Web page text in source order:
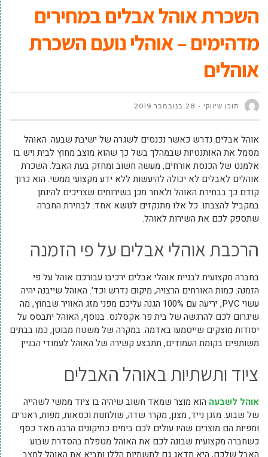
השכרת אוהל אבלים במחירים
מדהימים – אוהלי נועם השכרת
אוהלים
תוכן שיווקי 28 בנובמבר 2019
אוהל אבלים נדרש כאשר נכנסים לשגרה של ישיבת שבעה. האוהל
מסמל את האותנטיות שבמהלך בשל כך שהוא מוצב מחוץ לבית ויש בו
אלמנט של הכנסת אורחים, מעשה חשוב ומחזק בעת האבל. השכרת
אוהלים לאבלים לא יכולה להיעשות ללא ידע מקצועי ממשי. הוא כרוך
קודם כך בבחירת האוהל ולאחר מכן בשירותים שצריכים להינתן
במקביל להצבתו. כל אלו מתנקזים לנושא אחד: לבחירת החברה
שתספק לכם את השירות לאוהל.
הרכבת אוהלי אבלים על פי הזמנה
בחברה מקצועית לבניית אוהלי אבלים ירכיבו עבורכם אוהל על פי
הזמנה: כמות האורחים הרצויה, מיקום נדרש וכד'. האוהל שייבנה יהיה
עשוי PVC, יריעה עם 100% הגנה עליכם מפני מזג האוויר שבחוץ, מה
שיגרום לכם להרגשה של בית פר אקסלנס. בנוסף, האוהל יתבסס על
יסודות מוצקים שייטמעו באדמה. במקרה של משטח מבוטן, כמו בבתים
משותפים בקומת העמודים, תתבצע קשירה של האוהל לעמודי הבניין.
ציוד ותשתיות באוהל האבלים
אוהל לשבעה הוא מוצר שמאד חשוב שיהיה בו ציוד ממשי לשהייה
של שבוע. מזגן נייד, מצנן, מקרר שדה, שולחנות וכסאות, מפות, ראנרים
ומפיות הם מוצרים שהיו עולים לכם בימים כתיקונים הרבה מאד כסף.
כשחברה מקצועית שבונה לכם את האוהל מטפלת בהסדרת שבוע